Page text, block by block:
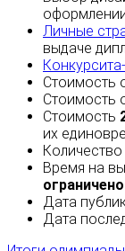
Личные
выдаче
Стоимость
Стоимость
Стоимость
их
Время на
ограничено
Дата
Дата